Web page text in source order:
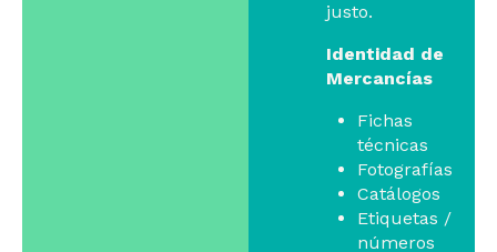
justo.
Identidad de
Mercancías
Fichas
técnicas
Fotografías
Catálogos
Etiquetas /
números